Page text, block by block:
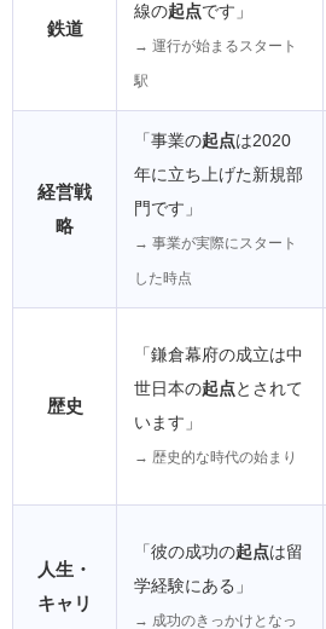
鉄道
線の起点です」
→ 運行が始まるスタート
駅
経営戦
略
「事業の起点は2020
年に立ち上げた新規部
門です」
→ 事業が実際にスタート
した時点
歴史
「鎌倉幕府の成立は中
世日本の起点 とされて
います」
→ 歴史的な時代の始まり
人生・
キャリ
「彼の成功の起点は留
学経験にある」
→ 成功のきっかけとなっ